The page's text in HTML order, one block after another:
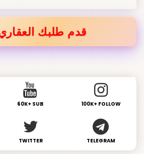
قدم طلبك
60K+ SUB 100K+ FOLLOW
TWITTER TELEGRAM